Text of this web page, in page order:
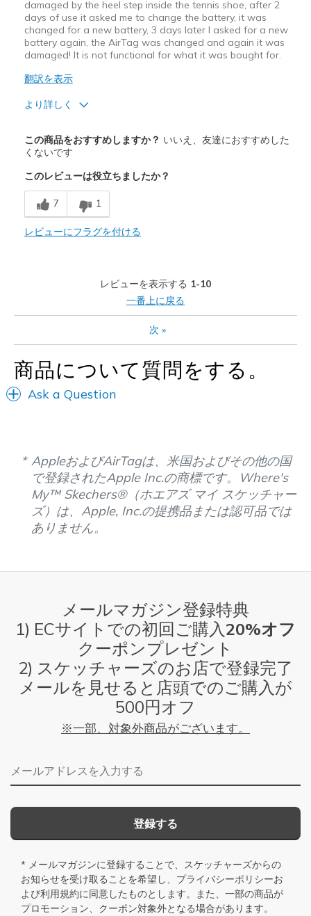
damaged by the heel step inside the tennis shoe, after 2
days of use it asked me to change the battery, it was
changed for a new battery, 3 days later I asked for a new
battery again, the AirTag was changed and again it was
damaged! It is not functional for what it was bought for.
翻訳を表示
より詳しく
Attractive Design
Durable
商品が期待と異なったレビュー
Poor Cushioning
Feels too narrow
Feels true to size
View On Shoes
Shoes are for Wearing
この商品をおすすめしますか？ いいえ、友達におすすめした
くないです
このレビューは役立ちましたか？
7 1
レビューにフラグを付ける
レビューを表示する 1-10
一番上に戻る
次 »
商品について質問をする。
Ask a Question
AppleおよびAirTagは、米国およびその他の国
で登録されたApple Inc.の商標です。Where's
My™ Skechers®（ホエアズ マイ スケッチャー
ズ）は、Apple, Inc.の提携品または認可品では
ありません。
メールマガジン登録特典
1) ECサイトでの初回ご購入20%オフ
クーポンプレゼント
2) スケッチャーズのお店で登録完了
メールを見せると店頭でのご購入が
500円オフ
※一部、対象外商品がございます。
メールアドレス
登録する
* メールマガジンに登録することで、スケッチャーズからの
お知らせを受け取ることを希望し、 プライバシーポリシーお
よび利用規約に同意したものとします。また、一部の商品が
プロモーション、クーポン対象外となる場合があります。